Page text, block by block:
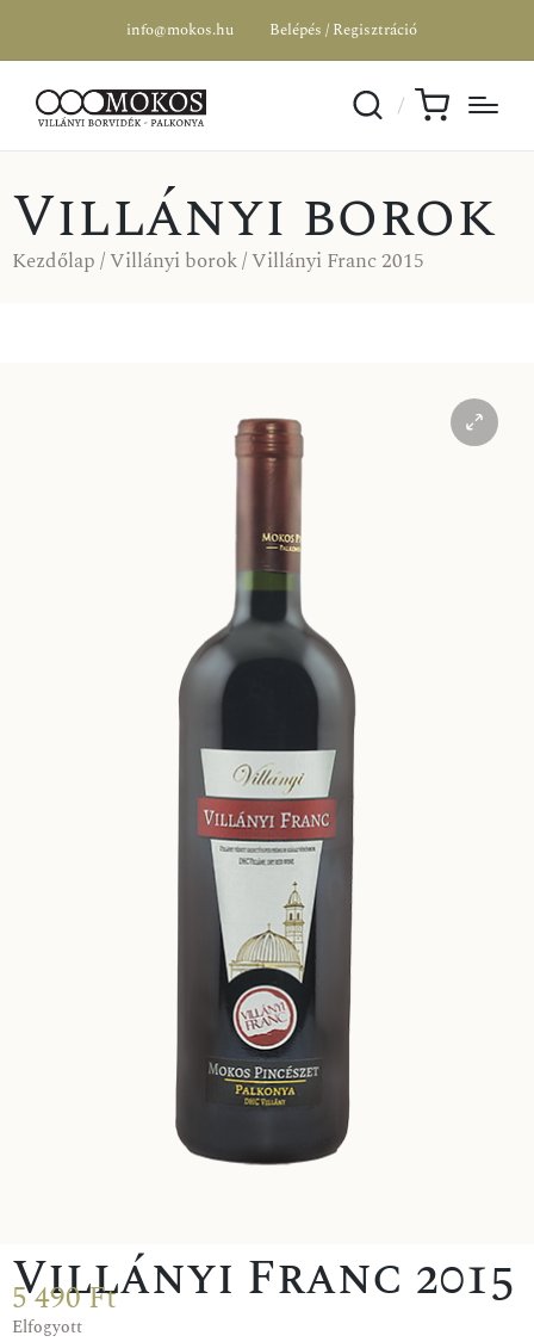
info@mokos.hu Belépés / Regisztráció
Villányi borok
Kezdőlap/Villányi borok/ Villányi Franc 2015
Villányi Franc 2015
5 490Ft
Elfogyott